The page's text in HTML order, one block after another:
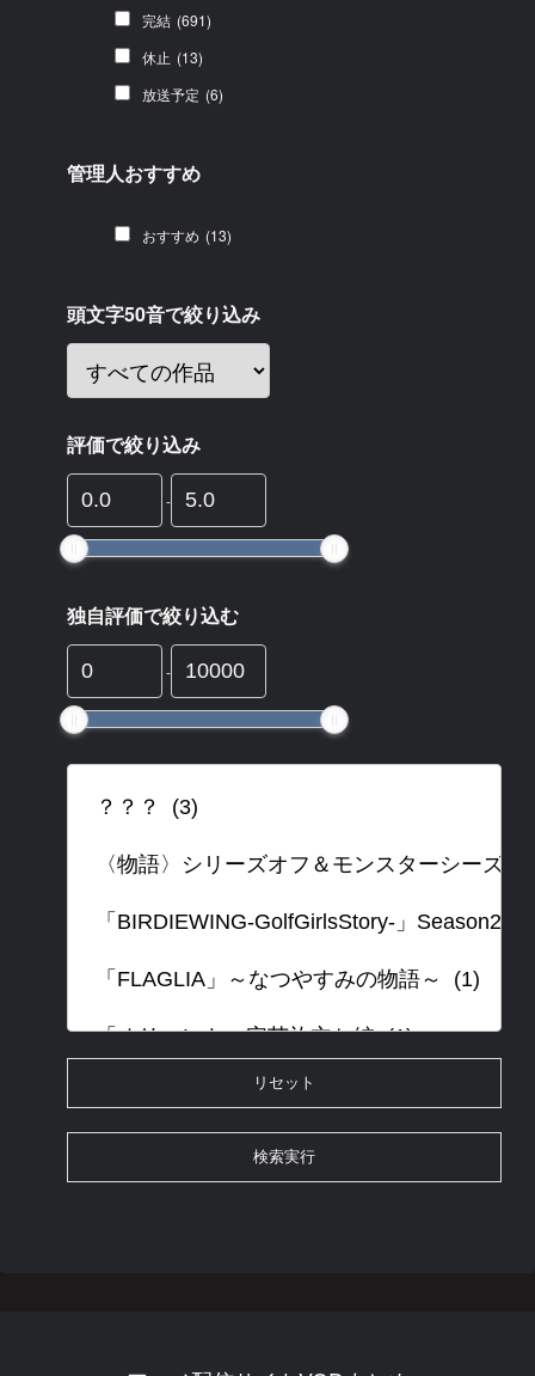
完結 (691)
休止 (13)
放送予定 (6)
管理人おすすめ
おすすめ (13)
頭文字50音で絞り込み
評価で絞り込み
-
独自評価で絞り込む
-